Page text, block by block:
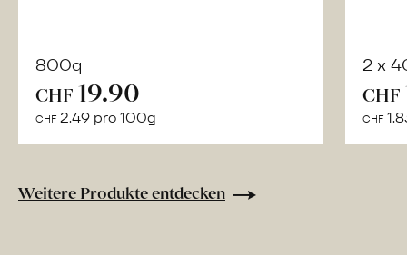
800g
CHF 19.90
CHF 2.49 pro 100g
2 x
CHF
CHF
Weitere Produkte entdecken